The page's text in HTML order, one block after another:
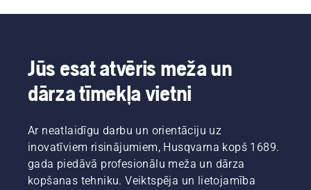
Jūs esat atvēris meža un
dārza tīmekļa vietni
Ar neatlaidīgu darbu un orientāciju uz
inovatīviem risinājumiem, Husqvarna kopš 1689.
gada piedāvā profesionālu meža un dārza
kopšanas tehniku. Veiktspēja un lietojamība